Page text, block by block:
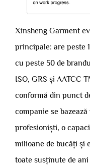
Xinsheng Garment
principale: are peste
cu peste 50 de
ISO, GRS și AATCC
conformă din punct
companie se
profesioniști, o
milioane de bucăți și
toate susținute de